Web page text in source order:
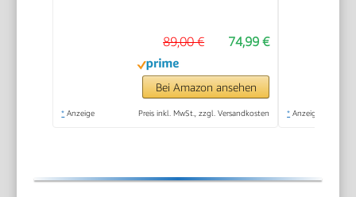
1600W Leistung | 420
L/h Durchflussmenge
| Aluminiumpumpe,
Selbstansaugfunktion
74,99 €
89,00 €
Bei Amazon ansehen
* Anzeige Preis inkl. MwSt., zzgl. Versandkosten * Anzeige